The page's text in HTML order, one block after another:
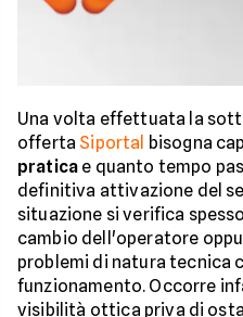
Una volta effettuata la
offerta Siportal bisogna
pratica e quanto tempo
definitiva attivazione del
situazione si verifica
cambio dell'operatore
problemi di natura tecnica
funzionamento. Occorre
visibilità ottica priva di